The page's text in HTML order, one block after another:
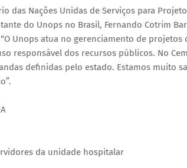
das Nações Unidas de Serviços para
do Unops no Brasil, Fernando Cotrim
Unops atua no gerenciamento de
responsável dos recursos públicos. No
definidas pelo estado. Estamos muito
da unidade hospitalar